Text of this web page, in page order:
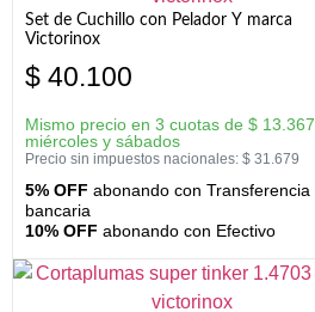
Set de Cuchillo con Pelador Y marca
Victorinox
$ 40.100
Mismo precio en 3 cuotas de $ 13.367
miércoles y sábados
Precio sin impuestos nacionales: $ 31.679
5% OFF abonando con Transferencia
bancaria
10% OFF abonando con Efectivo